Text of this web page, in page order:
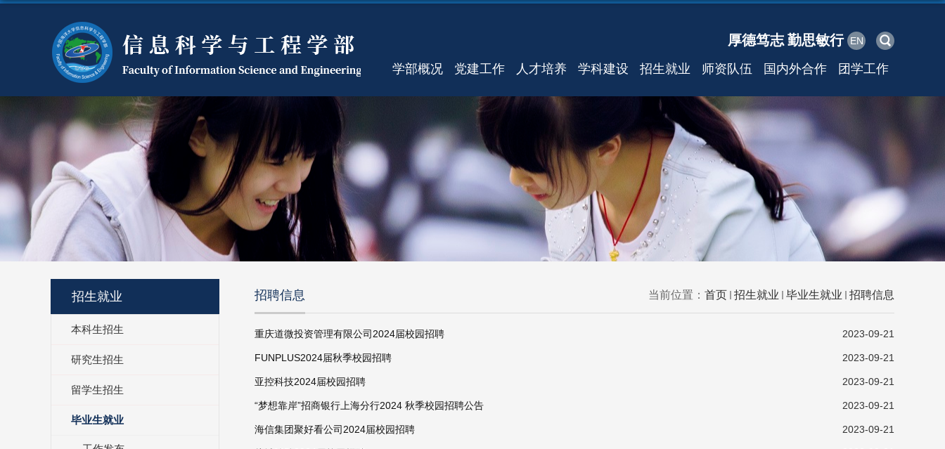
厚德笃志 勤思敏行 EN
学部概况 党建工作 人才培养 学科建设 招生就业 师资队伍 国内外合作 团学工作
招生就业
本科生招生
研究生招生
留学生招生
毕业生就业
当前位置： 首页 招生就业 毕业生就业 招聘信息
招聘信息
重庆道微投资管理有限公司2024届校园招聘 2023-09-21
FUNPLUS2024届秋季校园招聘 2023-09-21
亚控科技2024届校园招聘 2023-09-21
“梦想靠岸”招商银行上海分行2024 秋季校园招聘公告 2023-09-21
海信集团聚好看公司2024届校园招聘 2023-09-21